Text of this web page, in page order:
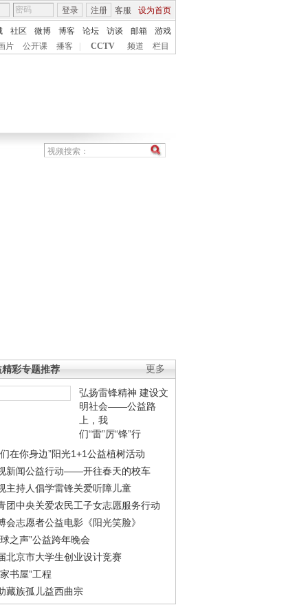
客服 设为首页
登录 注册
社区 微博 博客 论坛 访谈 邮箱
游戏
片 公开课 播客 CCTV 频道 栏目
更多
彩专题推荐
弘扬雷锋精神 建设文
明社会——公益路
上，我
们“雷”厉“锋”行
在你身边”阳光1+1公益植树活动
新闻公益行动——开往春天的校车
主持人倡学雷锋关爱听障儿童
团中央关爱农民工子女志愿服务行动
会志愿者公益电影《阳光笑脸》
之声”公益跨年晚会
北京市大学生创业设计竞赛
书屋”工程
藏族孤儿益西曲宗